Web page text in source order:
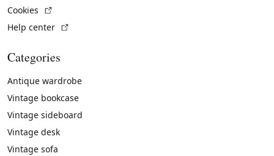
Cookies
Help center
Categories
Antique wardrobe
Vintage bookcase
Vintage sideboard
Vintage desk
Vintage sofa